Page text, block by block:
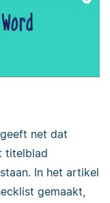
geeft net dat
titelblad
In het artikel
gemaakt,